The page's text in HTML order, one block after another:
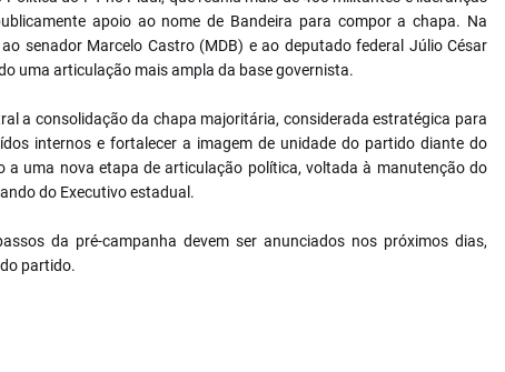
apoio ao nome de Bandeira para compor a chapa. Na
senador Marcelo Castro (MDB) e ao deputado federal Júlio César
uma articulação mais ampla da base governista.
a consolidação da chapa majoritária, considerada estratégica para
internos e fortalecer a imagem de unidade do partido diante do
a uma nova etapa de articulação política, voltada à manutenção do
do Executivo estadual.
da pré-campanha devem ser anunciados nos próximos dias,
partido.